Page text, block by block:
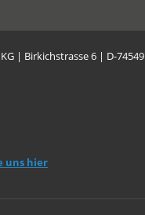
| Birkichstrasse 6 | D-74549
uns hier